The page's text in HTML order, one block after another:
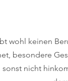
wohl keinen
besondere
sonst nicht